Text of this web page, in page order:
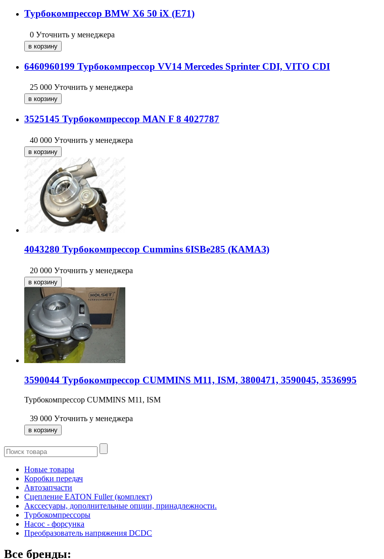
Турбокомпрессор BMW X6 50 iX (E71)
0 Уточнить у менеджера
6460960199 Турбокомпрессор VV14 Mercedes Sprinter CDI, VITO CDI
25 000 Уточнить у менеджера
3525145 Турбокомпрессор MAN F 8 4027787
40 000 Уточнить у менеджера
4043280 Турбокомпрессор Cummins 6ISBe285 (КАМАЗ)
20 000 Уточнить у менеджера
3590044 Турбокомпрессор CUMMINS M11, ISM, 3800471, 3590045, 3536995
Турбокомпрессор CUMMINS M11, ISM
39 000 Уточнить у менеджера
Новые товары
Коробки передач
Автозапчасти
Сцепление EATON Fuller (комплект)
Акссесуары, дополнительные опции, принадлежности.
Турбокомпрессоры
Насос - форсунка
Преобразователь напряжения DCDC
Все бренды: